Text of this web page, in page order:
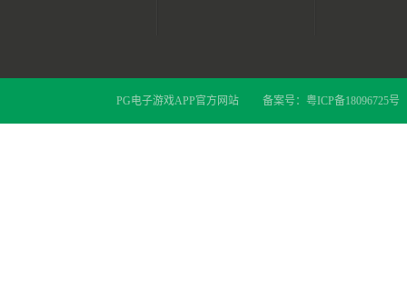
PG电子游戏APP官方网站 备案号： 粤ICP备18096725号